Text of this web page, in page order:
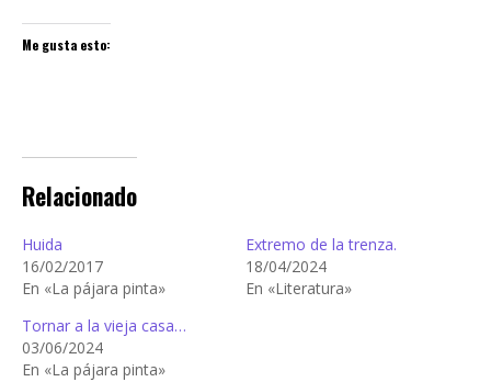
Me gusta esto:
Relacionado
Huida
16/02/2017
En «La pájara pinta»
Extremo de la trenza.
18/04/2024
En «Literatura»
Tornar a la vieja casa…
03/06/2024
En «La pájara pinta»